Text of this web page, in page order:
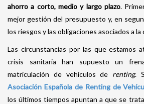
ahorro a corto, medio y largo plazo.
mejor gestión del presupuesto y, en
los riesgos y las obligaciones asociados a la
Las circunstancias por las que estamos
crisis sanitaria han supuesto un
matriculación de vehículos de renting.
Asociación Española de Renting de
los últimos tiempos apuntan a que se